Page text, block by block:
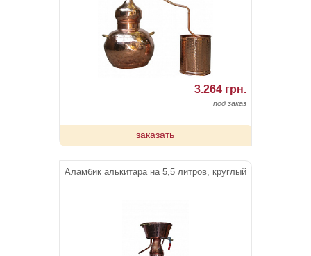
3.264 грн.
под заказ
заказать
Аламбик алькитара на 5,5 литров, круглый